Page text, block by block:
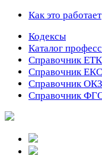
Как это работает
Кодексы
Каталог
Справочник
Справочник ЕКС
Справочник ОКЗ
Справочник